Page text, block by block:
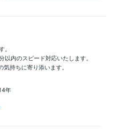
以内のスピード対応いたします。
持ちに寄り添います。
年
: 2016年